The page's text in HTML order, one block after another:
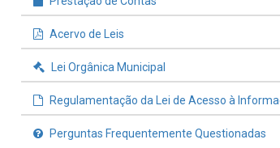
Acervo de Leis
Lei Orgânica Municipal
Regulamentação da Lei de Acesso à
Perguntas Frequentemente Questionadas